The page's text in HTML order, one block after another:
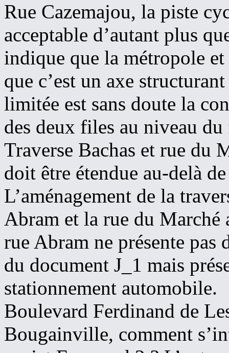
Rue Cazemajou, la piste
acceptable d’autant plus
indique que la métropole
que c’est un axe
limitée est sans doute la
des deux files au niveau
Traverse Bachas et rue du
doit être étendue au-delà
L’aménagement de la
Abram et la rue du Marché
rue Abram ne présente pas
du document J_1 mais
stationnement automobile.
Boulevard Ferdinand de
Bougainville, comment